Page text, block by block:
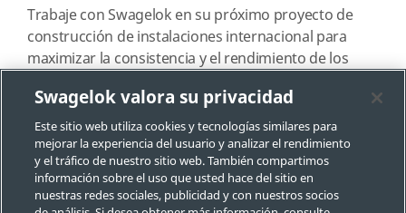
Trabaje con Swagelok en su próximo proyecto de
construcción de instalaciones internacional para
maximizar la consistencia y el rendimiento de los
minimiza los costes y los retrasos sobre la marcha.
SOLICITE MÁS INFORMACIÓN SOBRE LOS
SERVICIOS DE CONSTRUCCIÓN GLOBAL
Swagelok valora su privacidad
Este sitio web utiliza cookies y tecnologías similares para
mejorar la experiencia del usuario y analizar el rendimiento
y el tráfico de nuestro sitio web. También compartimos
información sobre el uso que usted hace del sitio en
nuestras redes sociales, publicidad y con nuestros socios